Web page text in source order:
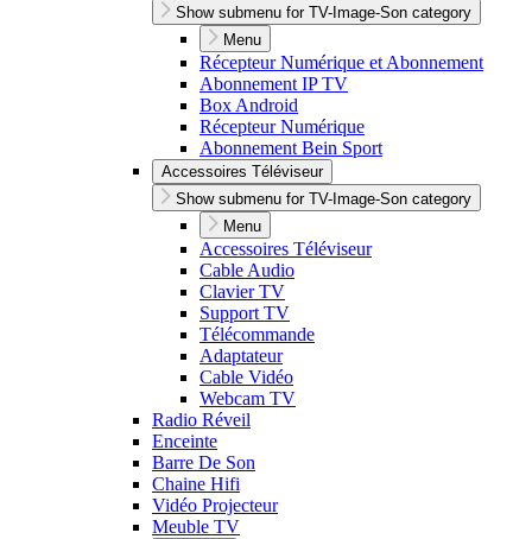
Show submenu for TV-Image-Son category
Menu
Récepteur Numérique et Abonnement
Abonnement IP TV
Box Android
Récepteur Numérique
Abonnement Bein Sport
Accessoires Téléviseur
Show submenu for TV-Image-Son category
Menu
Accessoires Téléviseur
Cable Audio
Clavier TV
Support TV
Télécommande
Adaptateur
Cable Vidéo
Webcam TV
Radio Réveil
Enceinte
Barre De Son
Chaine Hifi
Vidéo Projecteur
Meuble TV